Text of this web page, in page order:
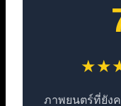
ภาพยนตร์ที่ยัง